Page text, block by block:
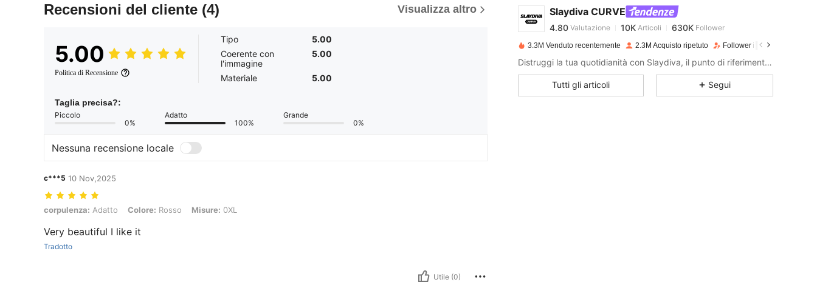
Recensioni del cliente (4) Visualizza altro
5.00
Politica di Recensione
Tipo
5.00
Coerente con
l'immagine
5.00
Materiale 5.00
Taglia precisa?:
Piccolo
0%
Adatto
100%
Grande
0%
Nessuna recensione locale
c***5 10 Nov,2025
corpulenza: Adatto, Colore: Rosso, Misure: 0XL
corpulenza: Adatto Colore: Rosso Misure: 0XL
Very beautiful I like it
Tradotto
Utile (0)
Slaydiva CURVE
4.80 10KArticoli 630K
g***0pagato1 giorno fa
4.80 10K 630K
3.3M Venduto recentemente 2.3M Acquisto ripetuto Follower in crescita del 12%
Distruggi la tua quotidianità con Slaydiva, il punto di riferimento della moda!
Tutti gli articoli Segui